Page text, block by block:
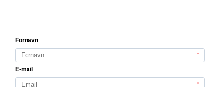
Månedskasse
Fragt og levering
Handelsbetingelser
Cookies
Fortrydelsesformular